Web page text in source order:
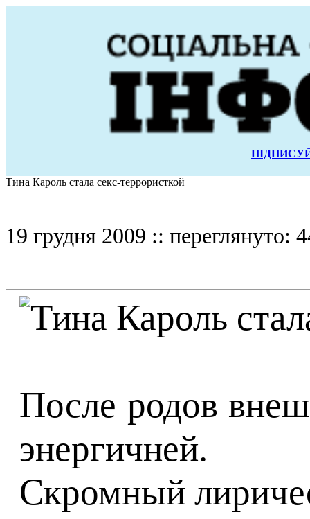
Тина Кароль стала секс-террористкой
19 грудня 2009 :: переглянуто:
После родов
энергичней.
Скромный